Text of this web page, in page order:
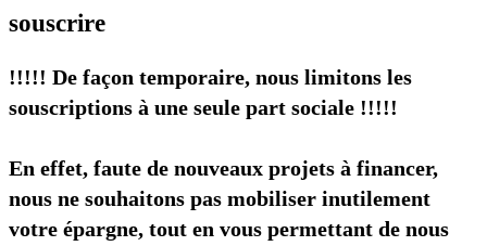
souscrire
!!!!! De façon temporaire, nous limitons les
souscriptions à une seule part sociale !!!!!
En effet, faute de nouveaux projets à financer,
nous ne souhaitons pas mobiliser inutilement
votre épargne, tout en vous permettant de nous